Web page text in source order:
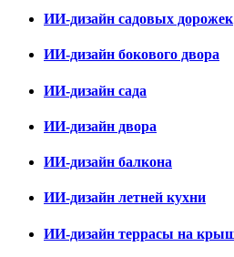
ИИ-дизайн садовых дорожек
ИИ-дизайн бокового двора
ИИ-дизайн сада
ИИ-дизайн двора
ИИ-дизайн балкона
ИИ-дизайн летней кухни
ИИ-дизайн террасы на